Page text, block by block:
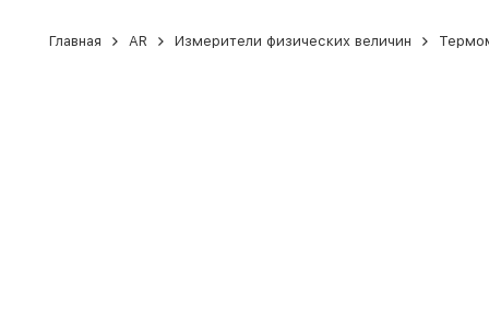
Главная AR Измерители физических величин